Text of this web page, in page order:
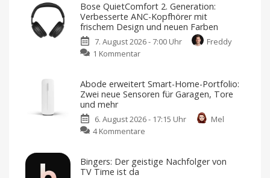
auf
Datenschutz
Keine
keine
KI-
Lautsprecher
in
Puck-
Markt
bringen
von
Jony
Bose QuietComfort 2. Generation:
Verbesserte ANC-Kopfhörer mit
frischem Design und neuen Farben
7. August 2026 - 7:00 Uhr
Freddy
1 Kommentar
2.
Generation:
ANC-
Kopfhörer
Design
Abode erweitert Smart-Home-Portfolio:
Zwei neue Sensoren für Garagen, Tore
und mehr
6. August 2026 - 17:15 Uhr
Mel
4 Kommentare
Smart-
Bingers: Der geistige Nachfolger von
TV Time ist da